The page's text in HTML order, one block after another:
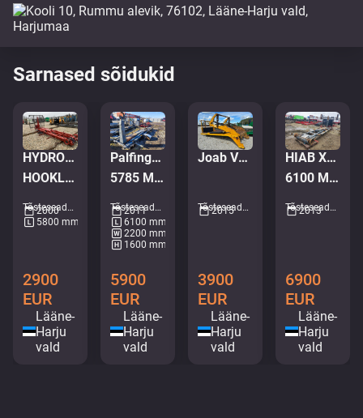
Sarnased sõidukid
HYDROLIFT S18 5430
HOOKLIFT
Tõsteseadmed - Konkslift • M310-8642
2000
5800 mm
2900
EUR
Lääne-
Harju
vald
Palfinger Hooklift Palift T 20 SCAN
5785 MM
Tõsteseadmed - Konkslift • M661-5527
2011
6100 mm
2200 mm
1600 mm
5900
EUR
Lääne-
Harju
vald
Joab VL 18 U 5200
Tõsteseadmed - Tõstekallur • M094-3151
2015
3900
EUR
Lääne-
Harju
vald
HIAB XR20SL56 20T
6100 MM HOOKLIFT
Tõsteseadmed - Konkslift • M089-6776
2013
6900
EUR
Lääne-
Harju
vald